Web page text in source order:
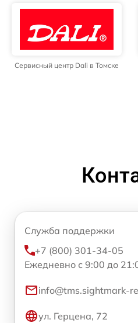
Сервисный центр Dali в Томске
Служба поддержки
+7 (800) 301-34-05
Ежедневно с 9:00 до
info@tms.sightmark-
ул. Герцена, 72